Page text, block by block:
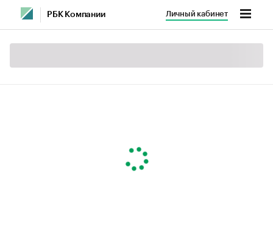
РБК Компании Личный кабинет